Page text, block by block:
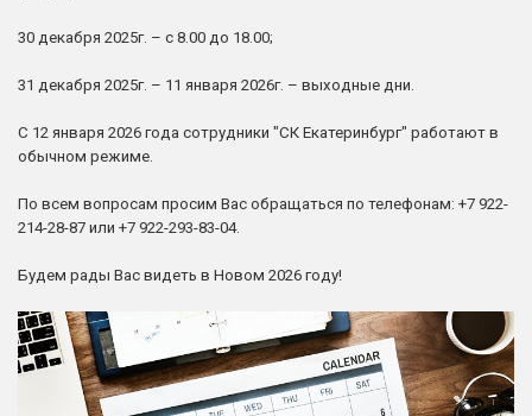
Защита сделки
Наследство
О компании
Контакты
30 декабря 2025г. – с 8.00 до 18.00;
31 декабря 2025г. – 11 января 2026г. – выходные дни.
С 12 января 2026 года сотрудники "СК Екатеринбург" работают в
обычном режиме.
По всем вопросам просим Вас обращаться по телефонам: +7 922-
214-28-87 или +7 922-293-83-04.
Будем рады Вас видеть в Новом 2026 году!